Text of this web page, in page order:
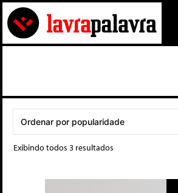
Exibindo todos 3 resultados